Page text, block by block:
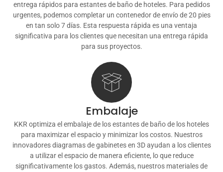
entrega rápidos para estantes de baño de hoteles. Para pedidos
urgentes, podemos completar un contenedor de envío de 20 pies
en tan solo 7 días. Esta respuesta rápida es una ventaja
significativa para los clientes que necesitan una entrega rápida
para sus proyectos.
Embalaje
KKR optimiza el embalaje de los estantes de baño de los hoteles
para maximizar el espacio y minimizar los costos. Nuestros
innovadores diagramas de gabinetes en 3D ayudan a los clientes
a utilizar el espacio de manera eficiente, lo que reduce
significativamente los gastos. Además, nuestros materiales de